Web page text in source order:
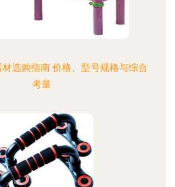
选购指南 价格、型号规格与综合
考量